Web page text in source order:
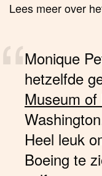
Lees meer over
Monique
hetzelfde
Museum of
Heel leuk
Boeing te